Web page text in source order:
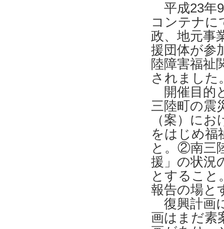
平成23年
コンテナに
政、地元事
援団体が参
陸障害福祉
されました
開催目的
三陸町の震
（案）に
をはじめ福
と。②南三
援」の状況
とするこ
報告の場と
復興計画
画はまだ素